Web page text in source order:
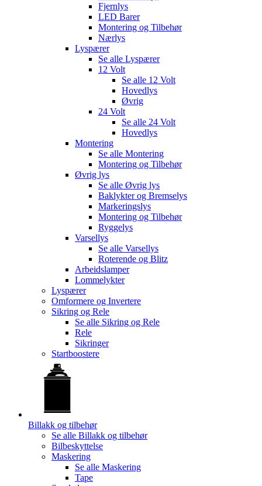
Fjernlys
LED Barer
Montering og Tilbehør
Nærlys
Lyspærer
Se alle Lyspærer
12 Volt
Se alle 12 Volt
Hovedlys
Øvrig
24 Volt
Se alle 24 Volt
Hovedlys
Montering
Se alle Montering
Montering og Tilbehør
Øvrig lys
Se alle Øvrig lys
Baklykter og Bremselys
Markeringslys
Montering og Tilbehør
Ryggelys
Varsellys
Se alle Varsellys
Roterende og Blitz
Arbeidslamper
Lommelykter
Lyspærer
Omformere og Invertere
Sikring og Rele
Se alle Sikring og Rele
Rele
Sikringer
Startboostere
Billakk og tilbehør
Se alle Billakk og tilbehør
Bilbeskyttelse
Maskering
Se alle Maskering
Tape